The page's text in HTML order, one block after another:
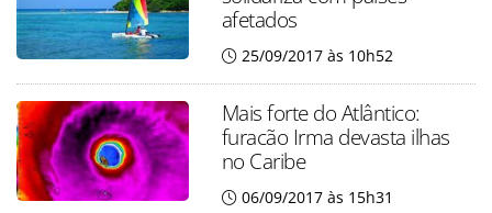
afetados
25/09/2017 às 10h52
Mais forte do Atlântico:
furacão Irma devasta ilhas
no Caribe
06/09/2017 às 15h31